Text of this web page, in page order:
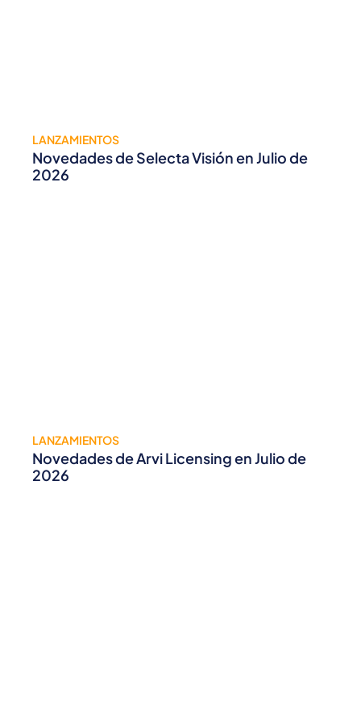
LANZAMIENTOS
Novedades de Selecta Visión en Julio de
2026
LANZAMIENTOS
Novedades de Arvi Licensing en Julio de
2026